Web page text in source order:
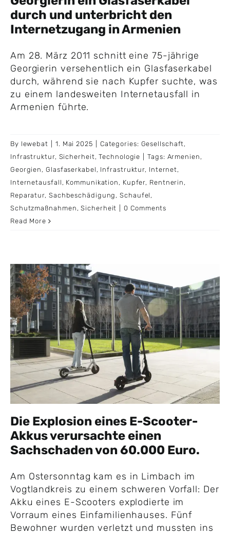
durch und unterbricht den
Internetzugang in Armenien
Am 28. März 2011 schnitt eine 75-jährige
Georgierin versehentlich ein Glasfaserkabel
durch, während sie nach Kupfer suchte, was
zu einem landesweiten Internetausfall in
Armenien führte.
By lewebat 1. Mai 2025 Categories: Gesellschaft,
Infrastruktur, Sicherheit,Technologie Tags: Armenien ,
Georgien , Glasfaserkabel , Infrastruktur, Internet,
Internetausfall , Kommunikation , Kupfer, Rentnerin ,
Reparatur, Sachbeschädigung ,Schaufel ,
Schutzmaßnahmen ,Sicherheit
0 Comments
Read More
Die Explosion eines E-Scooter-
Akkus verursachte einen
Sachschaden von 60.000 Euro.
Am Ostersonntag kam es in Limbach im
Vogtlandkreis zu einem schweren Vorfall: Der
Akku eines E-Scooters explodierte im
Vorraum eines Einfamilienhauses. Fünf
Bewohner wurden verletzt und mussten ins